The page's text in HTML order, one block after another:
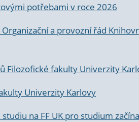
potřebami v roce 2026
a provozní řád
Filozofické fakulty Univerzity
Univerzity Karlovy
na FF UK pro studium